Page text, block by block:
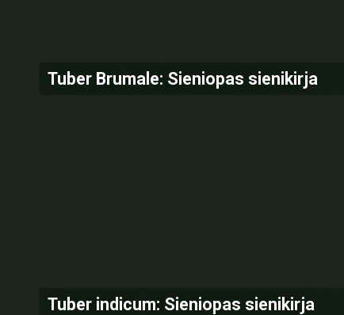
Tuber Brumale: Sieniopas sienikirja
Tuber indicum: Sieniopas sienikirja